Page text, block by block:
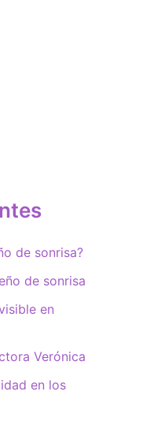
de sonrisa?
de sonrisa
en
Verónica
en los